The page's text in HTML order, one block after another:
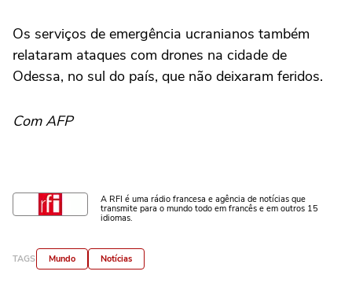
Os serviços de emergência ucranianos também
relataram ataques com drones na cidade de
Odessa, no sul do país, que não deixaram feridos.
Com AFP
A RFI é uma rádio francesa e agência de notícias que
transmite para o mundo todo em francês e em outros 15
idiomas.
TAGS Mundo Notícias